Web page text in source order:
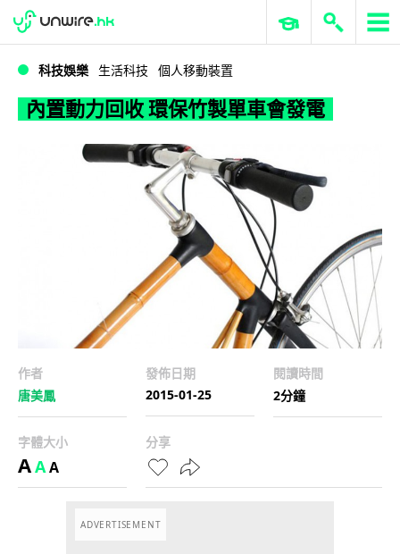
內置動力回收 環保竹製單車會發電
WWDC 2026 ERP 與商業 AI
科技娛樂 生活科技 個人移動裝置
內置動力回收 環保竹製單車會發電
作者
唐美鳳
發佈日期
2015-01-25
閱讀時間
2分鐘
字體大小
AAA
分享
ADVERTISEMENT